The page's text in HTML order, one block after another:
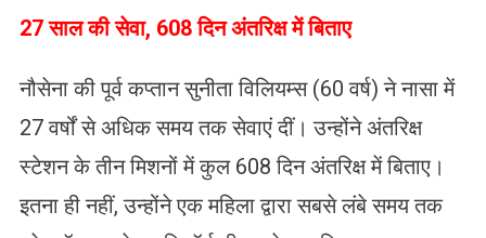
27 साल की सेवा, 608 दिन अंतरिक्ष में बिताए
नौसेना की पूर्व कप्तान सुनीता विलियम्स (60 वर्ष) ने नासा में
27 वर्षों से अधिक समय तक सेवाएं दीं। उन्होंने अंतरिक्ष
स्टेशन के तीन मिशनों में कुल 608 दिन अंतरिक्ष में बिताए।
इतना ही नहीं, उन्होंने एक महिला द्वारा सबसे लंबे समय तक